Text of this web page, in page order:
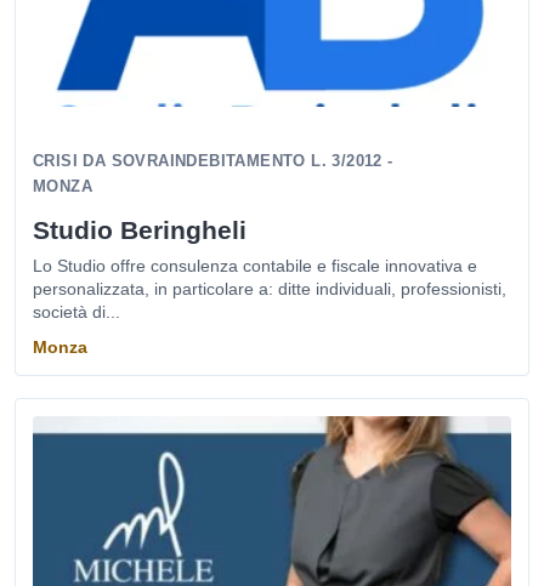
CRISI DA SOVRAINDEBITAMENTO L. 3/2012 -
MONZA
Studio Beringheli
Lo Studio offre consulenza contabile e fiscale innovativa e
personalizzata, in particolare a: ditte individuali, professionisti,
società di...
Monza